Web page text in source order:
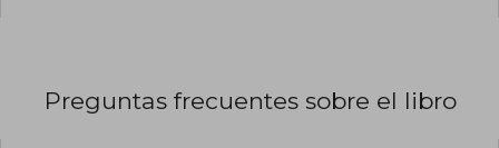
Preguntas frecuentes sobre el libro